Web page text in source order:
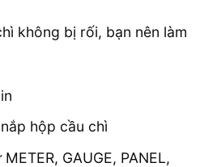
không bị rối, bạn nên làm
hộp cầu chì
GAUGE, PANEL,